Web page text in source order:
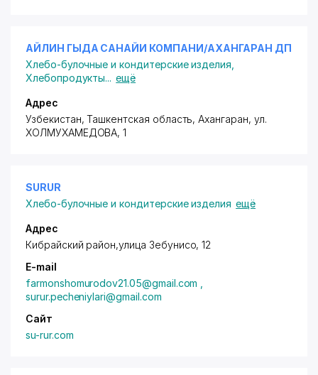
АЙЛИН ГЫДА САНАЙИ КОМПАНИ/АХАНГАРАН ДП
Хлебо-булочные и кондитерские изделия
Хлебопродукты... ещё
Адрес
Узбекистан, Ташкентская область, Ахангаран, ул.
ХОЛМУХАМЕДОВА, 1
SURUR
Хлебо-булочные и кондитерские изделия ещё
Адрес
Кибрайский район,улица Зебунисо, 12
E-mail
farmonshomurodov21.05@gmail.com ,
surur.pecheniylari@gmail.com
Сайт
su-rur.com